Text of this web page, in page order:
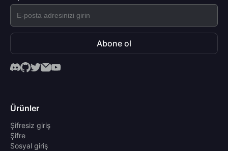
Abone ol
Ürünler
Şifresiz giriş
Şifre
Sosyal giriş